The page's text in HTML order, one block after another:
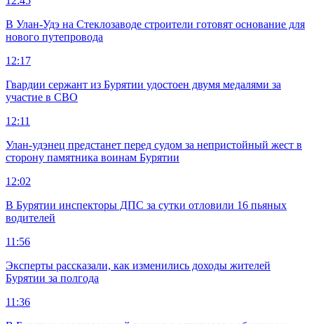
В Улан-Удэ на Стеклозаводе строители готовят основание для
нового путепровода
12:17
Гвардии сержант из Бурятии удостоен двумя медалями за
участие в СВО
12:11
Улан-удэнец предстанет перед судом за непристойный жест в
сторону памятника воинам Бурятии
12:02
В Бурятии инспекторы ДПС за сутки отловили 16 пьяных
водителей
11:56
Эксперты рассказали, как изменились доходы жителей
Бурятии за полгода
11:36